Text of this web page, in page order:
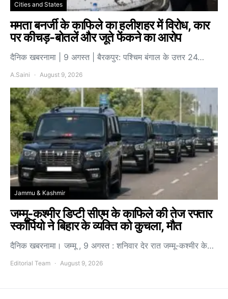
Cities and States
ममता बनर्जी के काफिले का हलीशहर में विरोध, कार
पर कीचड़-बोतलें और जूते फेंकने का आरोप
दैनिक खबरनामा | 9 अगस्त | बैरकपुर: पश्चिम बंगाल के उत्तर 24…
A.Saini August 9, 2026
Jammu & Kashmir
जम्मू-कश्मीर डिप्टी सीएम के काफिले की तेज रफ्तार
स्कॉर्पियो ने बिहार के व्यक्ति को कुचला, मौत
दैनिक खबरनामा। जम्मू , 9 अगस्त : शनिवार देर रात जम्मू-कश्मीर के…
Editorial Team August 9, 2026